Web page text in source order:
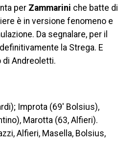
per Zammarini che batte di
è in versione fenomeno e
Da segnalare, per il
la Strega. E
di Andreoletti.
Improta (69′ Bolsius),
Marotta (63, Alfieri).
Alfieri, Masella, Bolsius,